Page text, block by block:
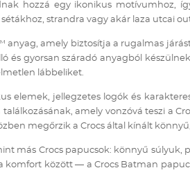
hozzá egy ikonikus motívumhoz,
strandra vagy akár laza utcai
amely biztosítja a rugalmas
és gyorsan száradó anyagból
lábbeliket.
elemek, jellegzetes logók és
amely vonzóvá teszi a
megőrzik a Crocs által kínált
más Crocs papucsok: könnyű súlyuk,
között — a Crocs Batman